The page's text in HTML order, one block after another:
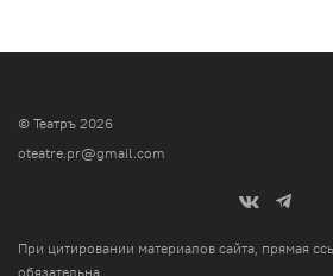
© Театръ 2026
oteatre.pr@gmail.com
При цитировании материалов сайта, прямая
обязательна